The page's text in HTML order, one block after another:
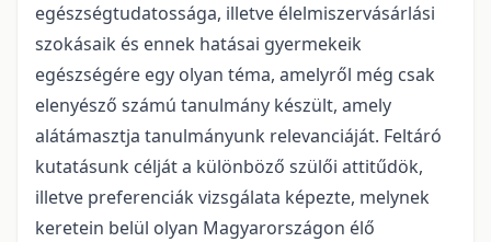
egészségtudatossága, illetve élelmiszervásárlási
szokásaik és ennek hatásai gyermekeik
egészségére egy olyan téma, amelyről még csak
elenyésző számú tanulmány készült, amely
alátámasztja tanulmányunk relevanciáját. Feltáró
kutatásunk célját a különböző szülői attitűdök,
illetve preferenciák vizsgálata képezte, melynek
keretein belül olyan Magyarországon élő